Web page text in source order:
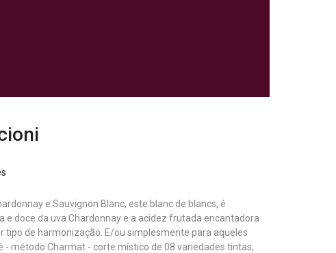
e Sauvignon Blanc, este blanc de blancs, é
doce da uva Chardonnay e a acidez frutada encantadora
tipo de harmonização. E/ou simplesmente para aqueles
método Charmat - corte místico de 08 variedades tintas,